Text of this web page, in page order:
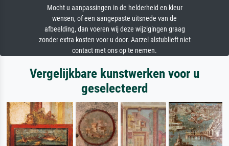
Mocht u aanpassingen in de helderheid en kleur
wensen, of een aangepaste uitsnede van de
afbeelding, dan voeren wij deze wijzigingen graag
zonder extra kosten voor u door. Aarzel alstublieft niet
contact met ons op te nemen.
Vergelijkbare kunstwerken voor u
geselecteerd